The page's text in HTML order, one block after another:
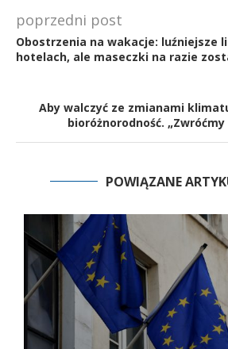
poprzedni post
Obostrzenia na wakacje: luźniejsze
hotelach, ale maseczki na razie
Aby walczyć ze zmianami
bioróżnorodność.
POWIĄZANE